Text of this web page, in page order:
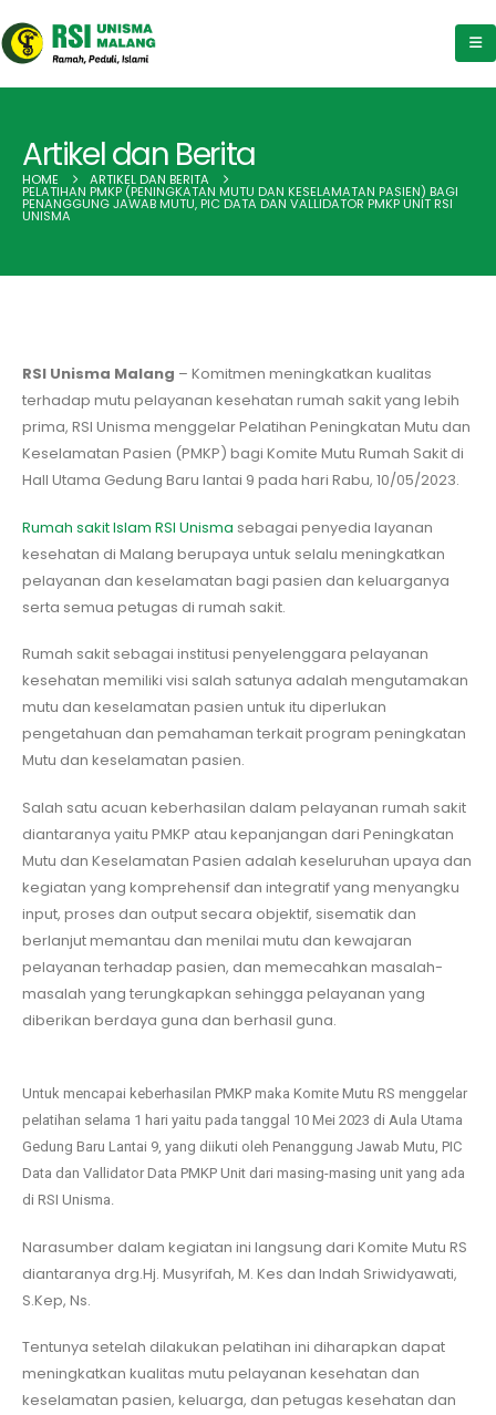
Artikel dan Berita
HOME ARTIKEL DAN BERITA
PELATIHAN PMKP (PENINGKATAN MUTU DAN KESELAMATAN PASIEN) BAGI
PENANGGUNG JAWAB MUTU, PIC DATA DAN VALLIDATOR PMKP UNIT RSI
UNISMA
RSI Unisma Malang – Komitmen meningkatkan kualitas
terhadap mutu pelayanan kesehatan rumah sakit yang lebih
prima, RSI Unisma menggelar Pelatihan Peningkatan Mutu dan
Keselamatan Pasien (PMKP) bagi Komite Mutu Rumah Sakit di
Hall Utama Gedung Baru lantai 9 pada hari Rabu, 10/05/2023.
Rumah sakit Islam RSI Unisma sebagai penyedia layanan
kesehatan di Malang berupaya untuk selalu meningkatkan
pelayanan dan keselamatan bagi pasien dan keluarganya
serta semua petugas di rumah sakit.
Rumah sakit sebagai institusi penyelenggara pelayanan
kesehatan memiliki visi salah satunya adalah mengutamakan
mutu dan keselamatan pasien untuk itu diperlukan
pengetahuan dan pemahaman terkait program peningkatan
Mutu dan keselamatan pasien.
Salah satu acuan keberhasilan dalam pelayanan rumah sakit
diantaranya yaitu PMKP atau kepanjangan dari Peningkatan
Mutu dan Keselamatan Pasien adalah keseluruhan upaya dan
kegiatan yang komprehensif dan integratif yang menyangku
input, proses dan output secara objektif, sisematik dan
berlanjut memantau dan menilai mutu dan kewajaran
pelayanan terhadap pasien, dan memecahkan masalah-
masalah yang terungkapkan sehingga pelayanan yang
diberikan berdaya guna dan berhasil guna.
Untuk mencapai keberhasilan PMKP maka Komite Mutu RS menggelar
pelatihan selama 1 hari yaitu pada tanggal 10 Mei 2023 di Aula Utama
Gedung Baru Lantai 9, yang diikuti oleh Penanggung Jawab Mutu, PIC
Data dan Vallidator Data PMKP Unit dari masing-masing unit yang ada
di RSI Unisma.
Narasumber dalam kegiatan ini langsung dari Komite Mutu RS
diantaranya drg.Hj. Musyrifah, M. Kes dan Indah Sriwidyawati,
S.Kep, Ns.
Tentunya setelah dilakukan pelatihan ini diharapkan dapat
meningkatkan kualitas mutu pelayanan kesehatan dan
keselamatan pasien, keluarga, dan petugas kesehatan dan